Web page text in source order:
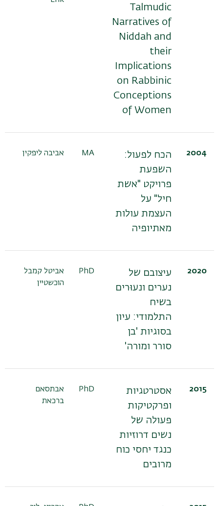
Talmudic
Narratives of
Niddah and
their
Implications
on Rabbinic
Conceptions
of Women
2004
הכח לפעול:
השפעת
פרויקט "אשת
חיל" על
העצמת עולות
מאתיופיה
MA אביבה ליפקין
2020
עיצובם של
נערים ונעוּרים
בשיח
התלמודי: עיון
בסוגיות 'בן
סורר ומורה'
PhD
אביטל קמבל
הוכשטיין
2015
אסטרטגיות
ופרקטיקות
פעולה של
נשים דרוזיות
כנגד יחסי כוח
מרובים
PhD
אבתסאם
ברכאת